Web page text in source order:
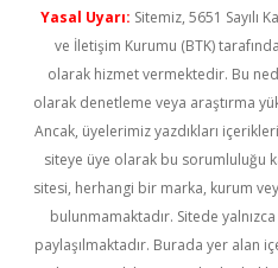
Yasal Uyarı: Sitemiz, 5651 Sayılı
ve İletişim Kurumu (BTK)
olarak hizmet vermektedir. Bu
olarak denetleme veya araştırma
Ancak, üyelerimiz yazdıkları
siteye üye olarak bu sorumluluğu
sitesi, herhangi bir marka, kurum
bulunmamaktadır. Sitede
paylaşılmaktadır. Burada yer alan